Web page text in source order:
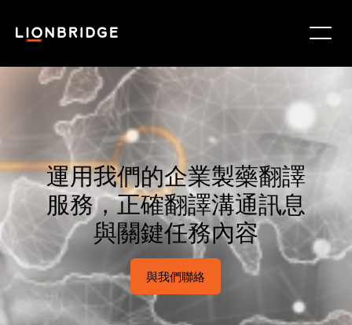
運用我們的企業製藥翻譯
服務，正確翻譯溝通訊息
與關鍵任務內容
與我們聯絡